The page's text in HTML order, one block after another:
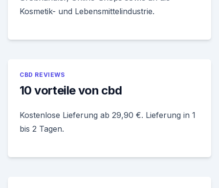
Kosmetik- und Lebensmittelindustrie.
CBD REVIEWS
10 vorteile von cbd
Kostenlose Lieferung ab 29,90 €. Lieferung in 1
bis 2 Tagen.